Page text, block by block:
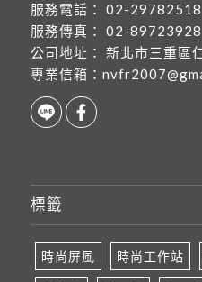
服務電話：
02-29782518
服務傳真：
02-89723928
公司地址：
新北市三重區
專業信箱：
標籤
時尚屏風 時尚工作站